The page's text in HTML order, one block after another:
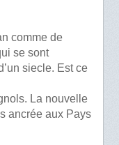
comme de
se sont
siecle. Est ce
La nouvelle
ancrée aux Pays